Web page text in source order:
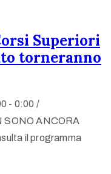
Superiori
torneranno
- 0:00 /
SONO ANCORA
il programma